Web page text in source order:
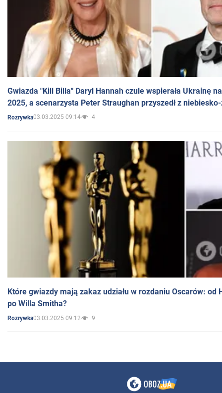
Gwiazda "Kill Billa" Daryl Hannah czule wspierała Ukrainę
2025, a scenarzysta Peter Straughan przyszedł z
Rozrywka03.03.2025 09:14 4
Które gwiazdy mają zakaz udziału w rozdaniu Oscarów: od
po Willa Smitha?
Rozrywka03.03.2025 09:12 9